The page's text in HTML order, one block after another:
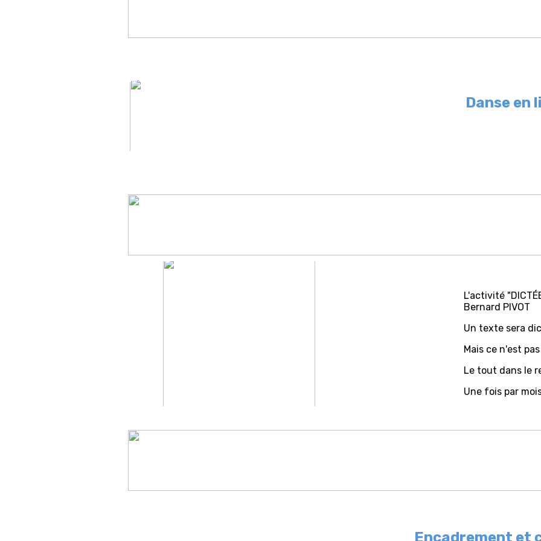
Danse en
L'activité
Bernard PIVOT
Un texte sera
Mais ce n'est
Le tout dans le
Une fois par
Encadrement et